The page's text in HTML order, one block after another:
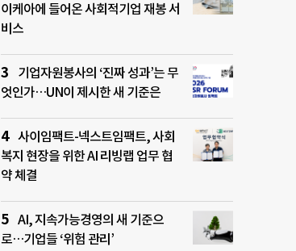
이케아에 들어온 사회적기업 재봉 서
비스
기업자원봉사의 ‘진짜 성과’는 무
엇인가…UN이 제시한 새 기준은
사이임팩트-넥스트임팩트, 사회
복지 현장을 위한 AI 리빙랩 업무 협
약 체결
AI, 지속가능경영의 새 기준으
로…기업들 ‘위험 관리’